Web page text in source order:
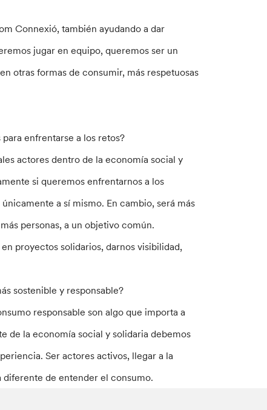
Connexió, también ayudando a dar
jugar en equipo, queremos ser un
otras formas de consumir, más respetuosas
enfrentarse a los retos?
actores dentro de la economía social y
si queremos enfrentarnos a los
a sí mismo. En cambio, será más
personas, a un objetivo común.
proyectos solidarios, darnos visibilidad,
sostenible y responsable?
responsable son algo que importa a
de la economía social y solidaria debemos
Ser actores activos, llegar a la
de entender el consumo.